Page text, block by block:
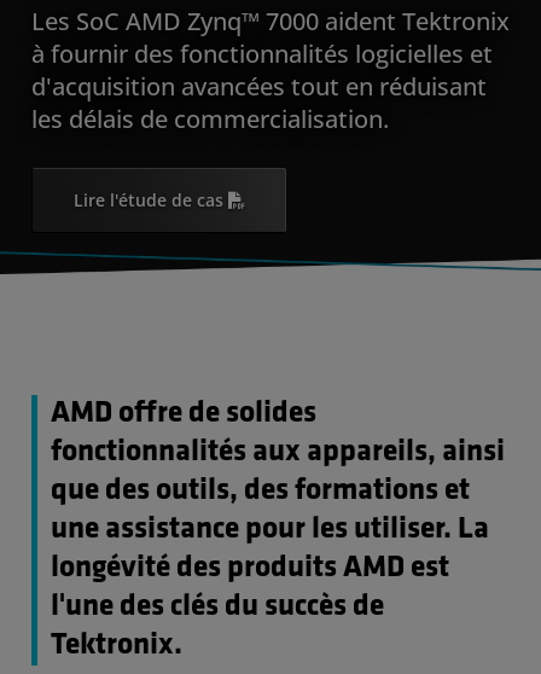
Les SoC AMD Zynq™ 7000 aident Tektronix
à fournir des fonctionnalités logicielles et
d'acquisition avancées tout en réduisant
les délais de commercialisation.
Lire l'étude de cas
AMD offre de solides
fonctionnalités aux appareils, ainsi
que des outils, des formations et
une assistance pour les utiliser. La
longévité des produits AMD est
l'une des clés du succès de
Tektronix.